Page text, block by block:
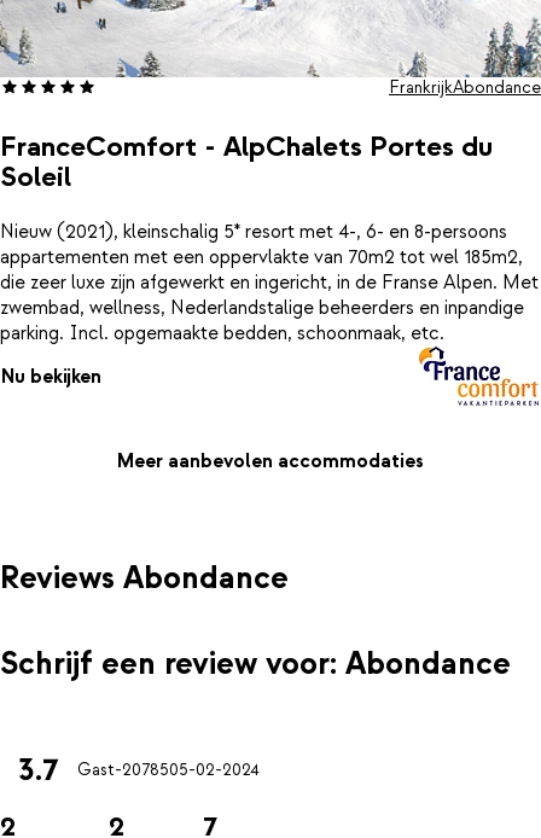
FranceComfort - AlpChalets Portes du
Soleil
FrankrijkAbondance
Nieuw (2021), kleinschalig 5* resort met 4-, 6- en 8-persoons
appartementen met een oppervlakte van 70m2 tot wel 185m2,
die zeer luxe zijn afgewerkt en ingericht, in de Franse Alpen. Met
zwembad, wellness, Nederlandstalige beheerders en inpandige
parking. Incl. opgemaakte bedden, schoonmaak, etc.
Nu bekijken
Meer aanbevolen accommodaties
Reviews Abondance
Schrijf een review voor: Abondance
3.7 Gast-2078505-02-2024
2 2 7